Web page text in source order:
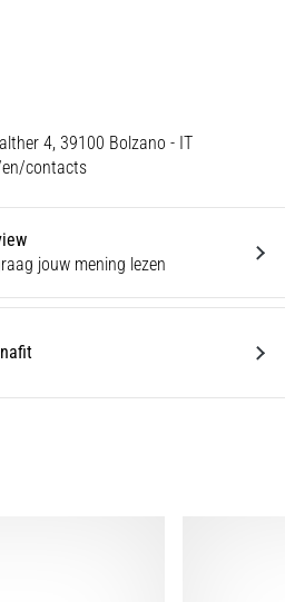
4, 39100 Bolzano - IT
contacts
jouw mening lezen